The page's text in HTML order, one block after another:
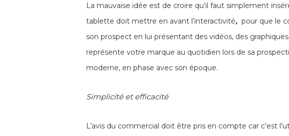
La mauvaise idée est de croire qu’il faut simplement
tablette doit mettre en avant l’interactivité, pour que le
son prospect en lui présentant des vidéos, des
représente votre marque au quotidien lors de sa
moderne, en phase avec son époque.
Simplicité et efficacité
L’avis du commercial doit être pris en compte car c’est